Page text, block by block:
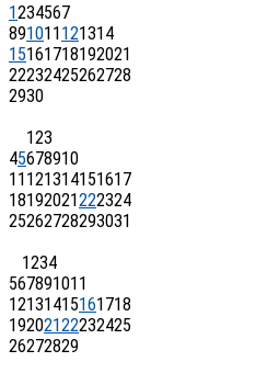
1234567
891011121314
15161718192021
22232425262728
2930
123
45678910
11121314151617
18192021222324
25262728293031
1234
567891011
12131415161718
19202122232425
26272829